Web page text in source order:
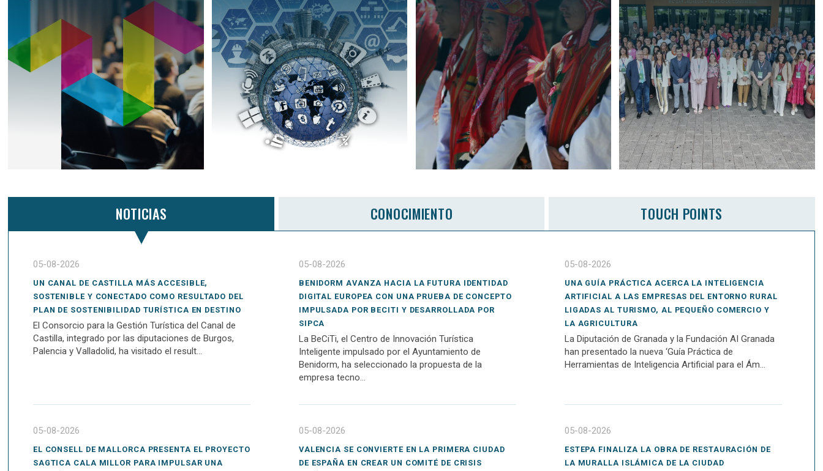
NOTICIAS CONOCIMIENTO TOUCH POINTS
05-08-2026
UN CANAL DE CASTILLA MÁS ACCESIBLE,
SOSTENIBLE Y CONECTADO COMO RESULTADO DEL
PLAN DE SOSTENIBILIDAD TURÍSTICA EN DESTINO
El Consorcio para la Gestión Turística del Canal de
Castilla, integrado por las diputaciones de Burgos,
Palencia y Valladolid, ha visitado el result...
05-08-2026
BENIDORM AVANZA HACIA LA FUTURA IDENTIDAD
DIGITAL EUROPEA CON UNA PRUEBA DE CONCEPTO
IMPULSADA POR BECITI Y DESARROLLADA POR
SIPCA
La BeCiTi, el Centro de Innovación Turística
Inteligente impulsado por el Ayuntamiento de
Benidorm, ha seleccionado la propuesta de la
empresa tecno...
05-08-2026
UNA GUÍA PRÁCTICA ACERCA LA INTELIGENCIA
ARTIFICIAL A LAS EMPRESAS DEL ENTORNO RURAL
LIGADAS AL TURISMO, AL PEQUEÑO COMERCIO Y
LA AGRICULTURA
La Diputación de Granada y la Fundación AI Granada
han presentado la nueva ‘Guía Práctica de
Herramientas de Inteligencia Artificial para el Ám...
05-08-2026
EL CONSELL DE MALLORCA PRESENTA EL PROYECTO
SAGTICA CALA MILLOR PARA IMPULSAR UNA
05-08-2026
VALENCIA SE CONVIERTE EN LA PRIMERA CIUDAD
DE ESPAÑA EN CREAR UN COMITÉ DE CRISIS
05-08-2026
ESTEPA FINALIZA LA OBRA DE RESTAURACIÓN DE
LA MURALLA ISLÁMICA DE LA CIUDAD